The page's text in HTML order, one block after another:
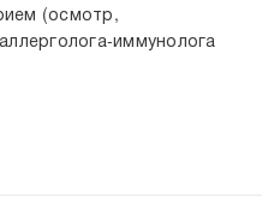
(осмотр,
иммунолога